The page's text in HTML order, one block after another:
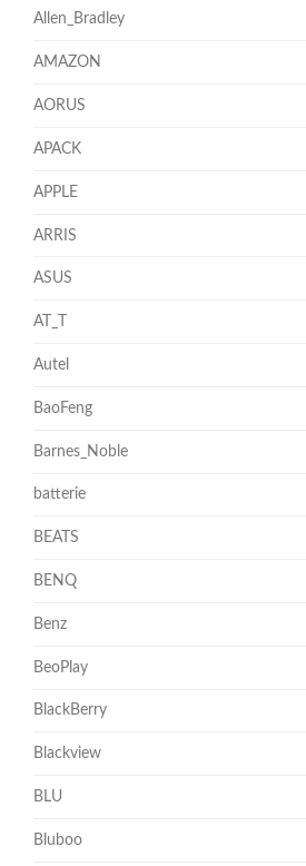
Allen_Bradley
AMAZON
AORUS
APACK
APPLE
ARRIS
ASUS
AT_T
Autel
BaoFeng
Barnes_Noble
batterie
BEATS
BENQ
Benz
BeoPlay
BlackBerry
Blackview
BLU
Bluboo